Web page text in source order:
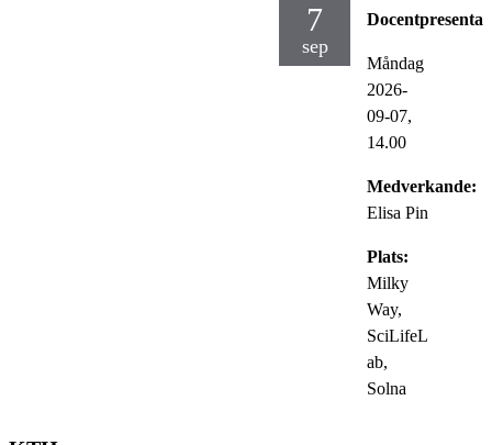
7
sep
Måndag
2026-
09-07,
14.00
Medverkande:
Elisa Pin
Plats:
Milky
Way,
SciLifeL
ab,
Solna